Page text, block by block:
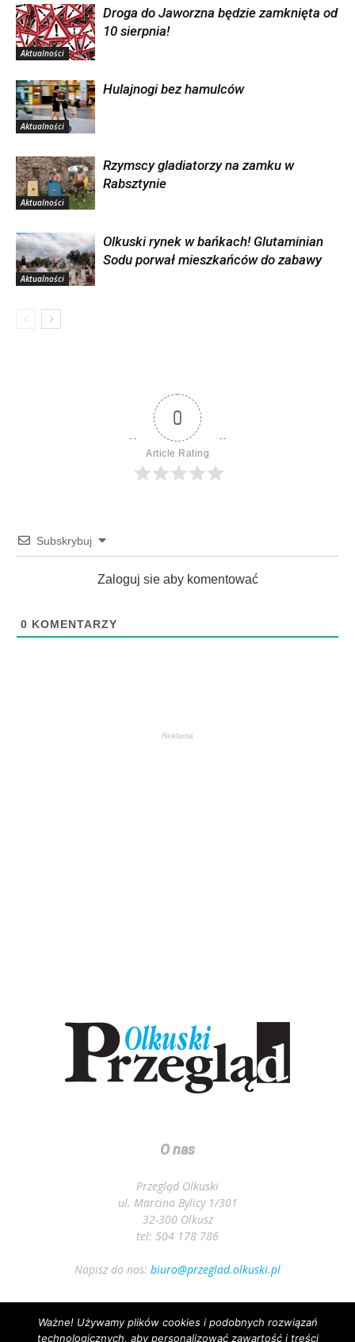
Aktualności
Droga do Jaworzna będzie zamknięta od
10 sierpnia!
Aktualności
Hulajnogi bez hamulców
Aktualności
Rzymscy gladiatorzy na zamku w
Rabsztynie
Aktualności
Olkuski rynek w bańkach! Glutaminian
Sodu porwał mieszkańców do zabawy
0
Article Rating
Subskrybuj
Zaloguj sie aby komentować
0 KOMENTARZY
Reklama
O nas
Przegląd Olkuski
ul. Marcina Bylicy 1/301
32-300 Olkusz
tel: 504 178 786
Napisz do nas: biuro@przeglad.olkuski.pl
Podążaj za nami
Ważne! Używamy plików cookies i podobnych rozwiązań
technologicznych, aby personalizować zawartość i treści